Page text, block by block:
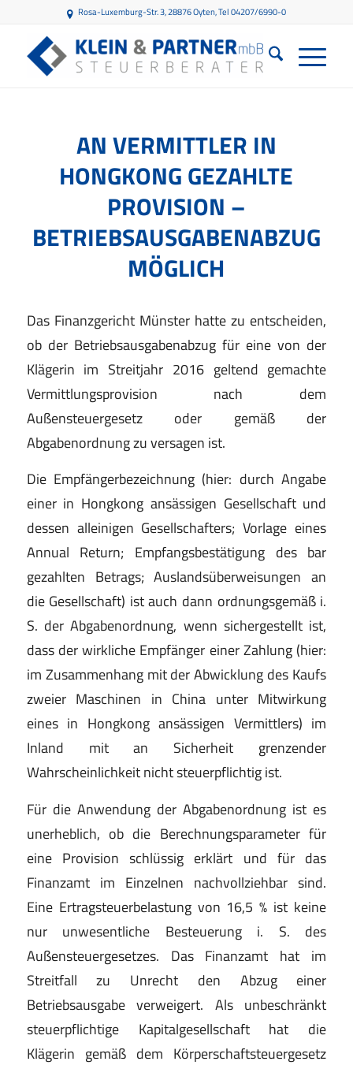
Rosa-Luxemburg-Str. 3, 28876 Oyten, Tel 04207/6990-0
AN VERMITTLER IN
HONGKONG GEZAHLTE
PROVISION –
BETRIEBSAUSGABENABZUG
MÖGLICH
Das Finanzgericht Münster hatte zu entscheiden,
ob der Betriebsausgabenabzug für eine von der
Klägerin im Streitjahr 2016 geltend gemachte
Vermittlungsprovision nach dem
Außensteuergesetz oder gemäß der
Abgabenordnung zu versagen ist.
Die Empfängerbezeichnung (hier: durch Angabe
einer in Hongkong ansässigen Gesellschaft und
dessen alleinigen Gesellschafters; Vorlage eines
Annual Return; Empfangsbestätigung des bar
gezahlten Betrags; Auslandsüberweisungen an
die Gesellschaft) ist auch dann ordnungsgemäß i.
S. der Abgabenordnung, wenn sichergestellt ist,
dass der wirkliche Empfänger einer Zahlung (hier:
im Zusammenhang mit der Abwicklung des Kaufs
zweier Maschinen in China unter Mitwirkung
eines in Hongkong ansässigen Vermittlers) im
Inland mit an Sicherheit grenzender
Wahrscheinlichkeit nicht steuerpflichtig ist.
Für die Anwendung der Abgabenordnung ist es
unerheblich, ob die Berechnungsparameter für
eine Provision schlüssig erklärt und für das
Finanzamt im Einzelnen nachvollziehbar sind.
Eine Ertragsteuerbelastung von 16,5 % ist keine
nur unwesentliche Besteuerung i. S. des
Außensteuergesetzes. Das Finanzamt hat im
Streitfall zu Unrecht den Abzug einer
Betriebsausgabe verweigert. Als unbeschränkt
steuerpflichtige Kapitalgesellschaft hat die
Klägerin gemäß dem Körperschaftsteuergesetz